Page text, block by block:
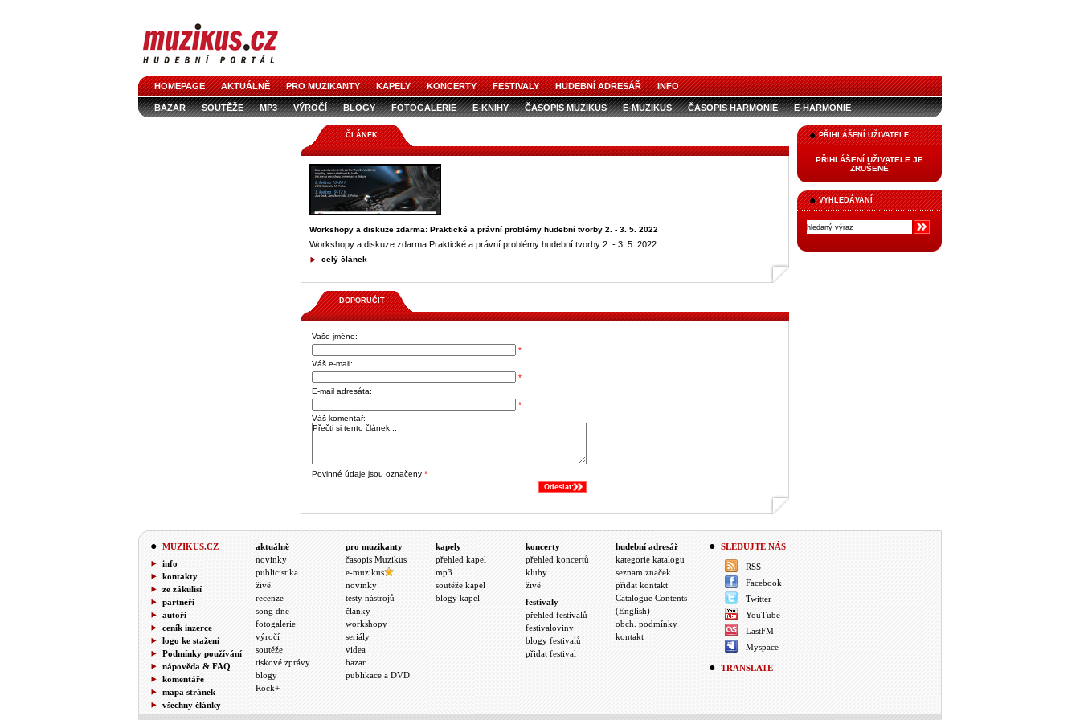
HOMEPAGE AKTUÁLNĚ PRO MUZIKANTY KAPELY KONCERTY FESTIVALY HUDEBNÍ ADRESÁŘ INFO
BAZAR SOUTĚŽE MP3 VÝROČÍ BLOGY FOTOGALERIE E-KNIHY ČASOPIS MUZIKUS E-MUZIKUS ČASOPIS HARMONIE E-HARMONIE
PŘIHLÁŠENÍ UŽIVATELE
PŘIHLÁŠENÍ UŽIVATELE JE
ZRUŠENÉ
VYHLEDÁVANÍ
ČLÁNEK
Workshopy a diskuze zdarma: Praktické a právní problémy hudební tvorby 2. - 3. 5. 2022
Workshopy a diskuze zdarma Praktické a právní problémy hudební tvorby 2. - 3. 5. 2022
celý článek
DOPORUČIT
Vaše jméno:
*
Váš e-mail:
*
E-mail adresáta:
*
Váš komentář:
Povinné údaje jsou označeny *
Odeslat:
MUZIKUS.CZ
info
kontakty
ze zákulisí
partneři
autoři
ceník inzerce
logo ke stažení
Podmínky používání
nápověda & FAQ
komentáře
mapa stránek
všechny články
aktuálně
novinky
publicistika
živě
recenze
song dne
fotogalerie
výročí
soutěže
tiskové zprávy
blogy
Rock+
pro muzikanty
časopis Muzikus
e-muzikus
novinky
testy nástrojů
články
workshopy
seriály
videa
bazar
publikace a DVD
kapely
přehled kapel
mp3
soutěže kapel
blogy kapel
koncerty
přehled koncertů
kluby
živě
festivaly
přehled festivalů
festivaloviny
blogy festivalů
přidat festival
hudební adresář
kategorie katalogu
seznam značek
přidat kontakt
Catalogue Contents
(English)
obch. podmínky
kontakt
SLEDUJTE NÁS
RSS
Facebook
Twitter
YouTube
LastFM
Myspace
TRANSLATE